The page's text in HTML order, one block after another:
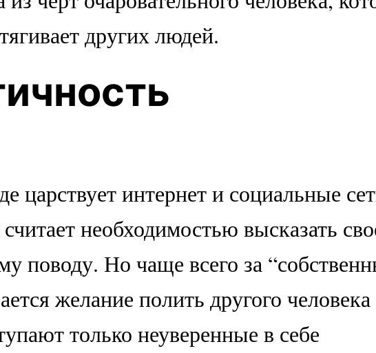
других людей.
царствует интернет и социальные
необходимостью высказать
поводу. Но чаще всего за
желание полить другого человека
только неуверенные в себе